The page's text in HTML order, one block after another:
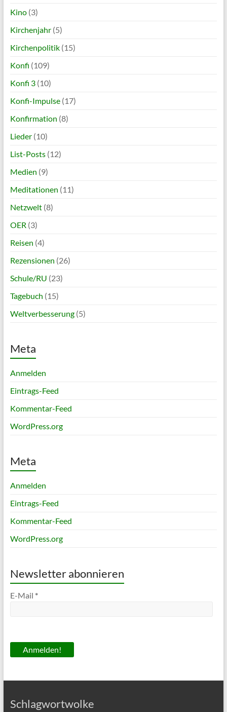
Kino(3)
Kirchenjahr(5)
Kirchenpolitik(15)
Konfi (109)
Konfi 3(10)
Konfi-Impulse(17)
Konfirmation (8)
Lieder(10)
List-Posts(12)
Medien (9)
Meditationen (11)
Netzwelt(8)
OER (3)
Reisen (4)
Rezensionen (26)
Schule/RU (23)
Tagebuch (15)
Weltverbesserung(5)
Meta
Anmelden
Eintrags-Feed
Kommentar-Feed
WordPress.org
Meta
Anmelden
Eintrags-Feed
Kommentar-Feed
WordPress.org
Newsletter abonnieren
E-Mail *
Schlagwortwolke